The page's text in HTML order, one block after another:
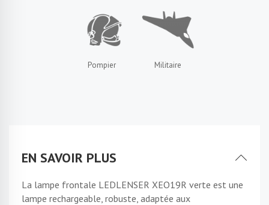
Pompier Militaire
EN SAVOIR PLUS
La lampe frontale LEDLENSER XEO19R verte est une
lampe rechargeable, robuste, adaptée aux